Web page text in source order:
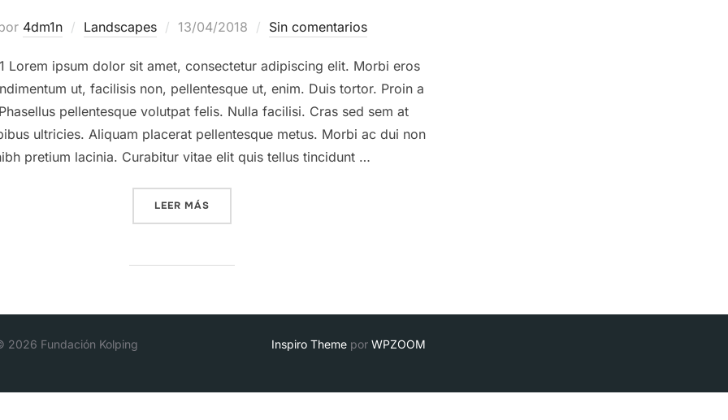
4dm1n Landscapes
Publicado
13/04/2018 Sin comentarios
Lorem ipsum dolor sit amet, consectetur adipiscing elit. Morbi eros
ut, facilisis non, pellentesque ut, enim. Duis tortor. Proin a
pellentesque volutpat felis. Nulla facilisi. Cras sed sem at
ultricies. Aliquam placerat pellentesque metus. Morbi ac dui non
pretium lacinia. Curabitur vitae elit quis tellus tincidunt …
LEER MÁS
2026 Fundación Kolping
Inspiro Theme por WPZOOM